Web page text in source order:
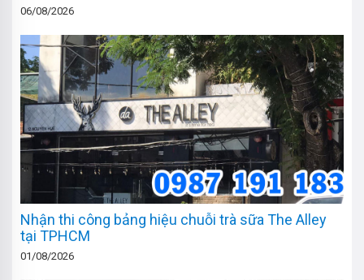
06/08/2026
Nhận thi công bảng hiệu chuỗi trà sữa The Alley
tại TPHCM
01/08/2026